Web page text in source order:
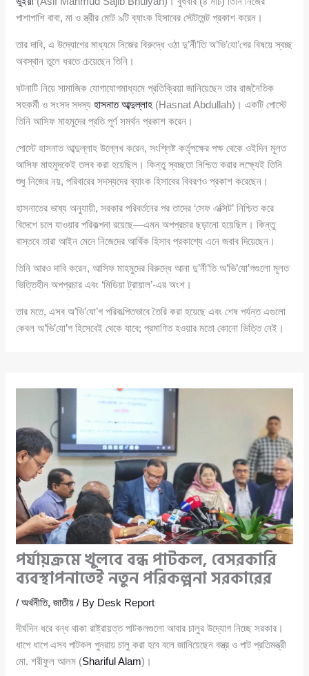
পাশাপাশি বাবা, মা ও স্ত্রীর মোট ৯টি ব্যাংক হিসাবের স্টেটমেন্ট প্রকাশ করেন।
তার দাবি, এ উদ্যোগের মাধ্যমে নিজের বিরুদ্ধে ওঠা দু’র্নী’তি অ’ভি’যো’গের বিষয়ে স্বচ্ছ
অবস্থান তুলে ধরতে চেয়েছেন তিনি।
ঘটনাটি নিয়ে সামাজিক যোগাযোগমাধ্যমে প্রতিক্রিয়া জানিয়েছেন তার রাজনৈতিক
সহকর্মী ও সংসদ সদস্যহাসনাত আব্দুল্লাহ (Hasnat Abdullah)। একটি পোস্টে
তিনি আসিফ মাহমুদের প্রতি পূর্ণ সমর্থন প্রকাশ করেন।
পোস্টে হাসনাত আব্দুল্লাহ উল্লেখ করেন, সংশ্লিষ্ট কর্তৃপক্ষের পক্ষ থেকে ওইদিন মূলত
আসিফ মাহমুদকেই তলব করা হয়েছিল। কিন্তু স্বচ্ছতা নিশ্চিত করার লক্ষ্যেই তিনি
শুধু নিজের নয়, পরিবারের সদস্যদের ব্যাংক হিসাবের বিবরণও প্রকাশ করেছেন।
হাসনাতের ভাষ্য অনুযায়ী, সরকার পরিবর্তনের পর তাদের ‘সেফ এক্সিট’ নিশ্চিত করে
বিদেশে চলে যাওয়ার পরিকল্পনা রয়েছে—এমন অপপ্রচার ছড়ানো হয়েছিল। কিন্তু
বাস্তবে তারা আইন মেনে নিজেদের আর্থিক হিসাব প্রকাশ্যে এনে জবাব দিয়েছেন।
তিনি আরও দাবি করেন, আসিফ মাহমুদের বিরুদ্ধে আনা দু’র্নী’তি অ’ভি’যো’গগুলো মূলত
ভিত্তিহীন অপপ্রচার এবং ‘মিডিয়া ট্রায়াল’-এর অংশ।
তার মতে, এসব অ’ভি’যো’গ পরিকল্পিতভাবে তৈরি করা হয়েছে এবং শেষ পর্যন্ত এগুলো
কেবল অ’ভি’যো’গ হিসেবেই থেকে যাবে; প্রমাণিত হওয়ার মতো কোনো ভিত্তি নেই।
পর্যায়ক্রমে খুলবে বন্ধ পাটকল, বেসরকারি
ব্যবস্থাপনাতেই নতুন পরিকল্পনা সরকারের
/অর্থনীতি,জাতীয় / By Desk Report
দীর্ঘদিন ধরে বন্ধ থাকা রাষ্ট্রায়ত্ত পাটকলগুলো আবার চালুর উদ্যোগ নিচ্ছে সরকার।
ধাপে ধাপে এসব পাটকল পুনরায় চালু করা হবে বলে জানিয়েছেন বস্ত্র ও পাট প্রতিমন্ত্রী
মো. শরীফুল আলম (Shariful Alam)।